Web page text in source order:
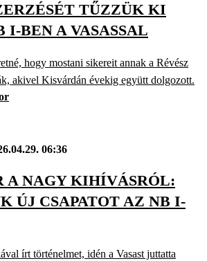
TŰZZÜK KI
I-BEN A VASASSAL
hogy mostani sikereit annak a Révész
akivel Kisvárdán évekig együtt dolgozott.
06:36
A NAGY KIHÍVÁSRÓL:
ÚJ CSAPATOT AZ NB I-
írt történelmet, idén a Vasast juttatta